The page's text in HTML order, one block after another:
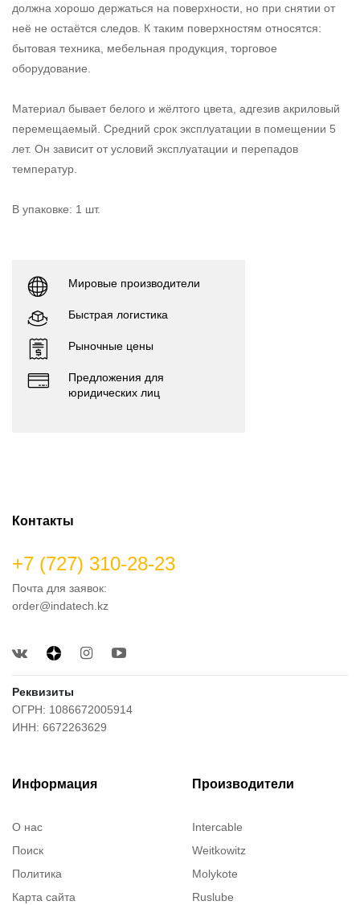
должна хорошо держаться на поверхности, но при снятии от
неё не остаётся следов. К таким поверхностям относятся:
бытовая техника, мебельная продукция, торговое
оборудование.
Материал бывает белого и жёлтого цвета, адгезив акриловый
перемещаемый. Средний срок эксплуатации в помещении 5
лет. Он зависит от условий эксплуатации и перепадов
температур.
В упаковке: 1 шт.
Мировые производители
Быстрая логистика
Рыночные цены
Предложения для
юридических лиц
Контакты
+7 (727) 310-28-23
Почта для заявок:
order@indatech.kz
Реквизиты
ОГРН: 1086672005914
ИНН: 6672263629
Информация
О нас
Поиск
Политика
Карта сайта
Производители
Intercable
Weitkowitz
Molykote
Ruslube